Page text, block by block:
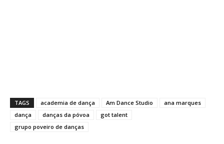
TAGS academia de dança Am Dance Studio
ana marques
dança
danças da póvoa
got talent
grupo poveiro de danças